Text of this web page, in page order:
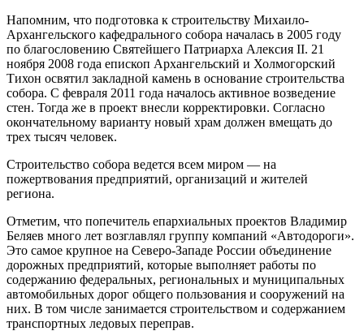
Напомним, что подготовка к строительству Михаило-
Архангельского кафедрального собора началась в 2005 году
по благословению Святейшего Патриарха Алексия II. 21
ноября 2008 года епископ Архангельский и Холмогорский
Тихон освятил закладной камень в основание строительства
собора. С февраля 2011 года началось активное возведение
стен. Тогда же в проект внесли корректировки. Согласно
окончательному варианту новый храм должен вмещать до
трех тысяч человек.
Строительство собора ведется всем миром — на
пожертвования предприятий, организаций и жителей
региона.
Отметим, что попечитель епархиальных проектов Владимир
Беляев много лет возглавлял группу компаний «Автодороги».
Это самое крупное на Северо-Западе России объединение
дорожных предприятий, которые выполняет работы по
содержанию федеральных, региональных и муниципальных
автомобильных дорог общего пользования и сооружений на
них. В том числе занимается строительством и содержанием
транспортных ледовых переправ.